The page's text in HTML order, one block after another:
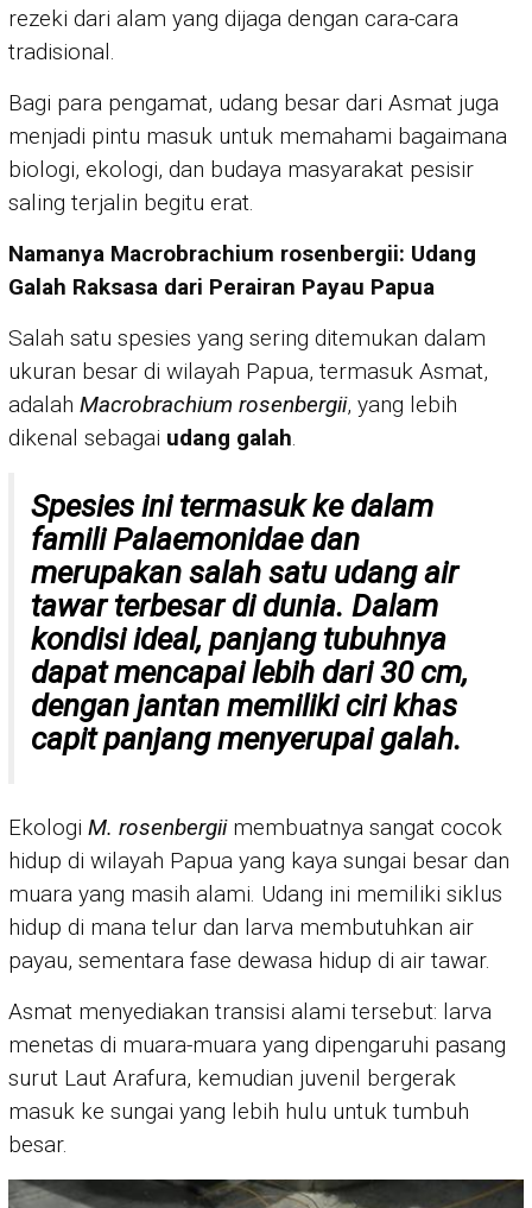
rezeki dari alam yang dijaga dengan cara-cara
tradisional.
Bagi para pengamat, udang besar dari Asmat juga
menjadi pintu masuk untuk memahami bagaimana
biologi, ekologi, dan budaya masyarakat pesisir
saling terjalin begitu erat.
Namanya Macrobrachium rosenbergii: Udang
Galah Raksasa dari Perairan Payau Papua
Salah satu spesies yang sering ditemukan dalam
ukuran besar di wilayah Papua, termasuk Asmat,
adalah Macrobrachium rosenbergii, yang lebih
dikenal sebagai udang galah
Spesies ini termasuk ke dalam
famili Palaemonidae dan
merupakan salah satu udang air
tawar terbesar di dunia. Dalam
kondisi ideal, panjang tubuhnya
dapat mencapai lebih dari 30 cm,
dengan jantan memiliki ciri khas
capit panjang menyerupai galah.
Ekologi M. rosenbergiimembuatnya sangat cocok
hidup di wilayah Papua yang kaya sungai besar dan
muara yang masih alami. Udang ini memiliki siklus
hidup di mana telur dan larva membutuhkan air
payau, sementara fase dewasa hidup di air tawar.
Asmat menyediakan transisi alami tersebut: larva
menetas di muara-muara yang dipengaruhi pasang
surut Laut Arafura, kemudian juvenil bergerak
masuk ke sungai yang lebih hulu untuk tumbuh
besar.